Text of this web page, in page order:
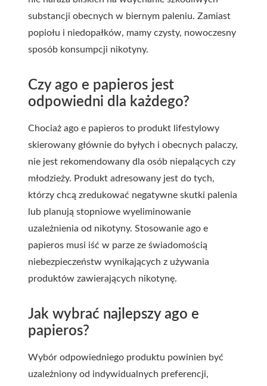
substancji obecnych w biernym paleniu. Zamiast
popiołu i niedopałków, mamy czysty, nowoczesny
sposób konsumpcji nikotyny.
Czy ago e papieros jest
odpowiedni dla każdego?
Chociaż ago e papieros to produkt lifestylowy
skierowany głównie do byłych i obecnych palaczy,
nie jest rekomendowany dla osób niepalących czy
młodzieży. Produkt adresowany jest do tych,
którzy chcą zredukować negatywne skutki palenia
lub planują stopniowe wyeliminowanie
uzależnienia od nikotyny. Stosowanie ago e
papieros musi iść w parze ze świadomością
niebezpieczeństw wynikających z używania
produktów zawierających nikotynę.
Jak wybrać najlepszy ago e
papieros?
Wybór odpowiedniego produktu powinien być
uzależniony od indywidualnych preferencji,